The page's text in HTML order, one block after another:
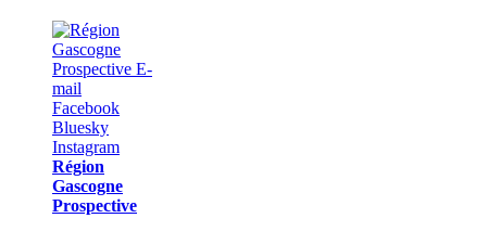
Région
Gascogne
Prospective